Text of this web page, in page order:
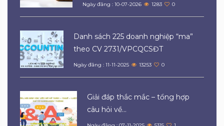
Ngày đăng : 10-07-2026 1283 0
Danh sách 225 doanh nghiệp “ma”
theo CV 2731/VPCQCSĐT
Ngày đăng : 11-11-2025 13253 0
Giải đáp thắc mắc – tổng hợp
câu hỏi về...